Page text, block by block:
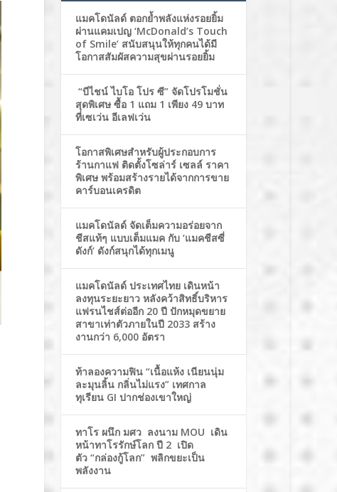
แมคโดนัลด์ ตอกย้ำพลังแห่งรอยยิ้ม
ผ่านแคมเปญ ‘McDonald’s Touch
of Smile’ สนับสนุนให้ทุกคนได้มี
โอกาสสัมผัสความสุขผ่านรอยยิ้ม
“บีไชน์ ไบโอ โปร ซี” จัดโปรโมชั่น
สุดพิเศษ ซื้อ 1 แถม 1 เพียง 49 บาท
ที่เซเว่น อีเลฟเว่น
โอกาสพิเศษสำหรับผู้ประกอบการ
ร้านกาแฟ ติดตั้งโซล่าร์ เซลล์ ราคา
พิเศษ พร้อมสร้างรายได้จากการขาย
คาร์บอนเครดิต
แมคโดนัลด์ จัดเต็มความอร่อยจาก
ชีสแท้ๆ แบบเต็มแมค กับ ‘แมคชีสซี่
ดังก์’ ดังก์สนุกได้ทุกเมนู
แมคโดนัลด์ ประเทศไทย เดินหน้า
ลงทุนระยะยาว หลังคว้าสิทธิ์บริหาร
แฟรนไชส์ต่ออีก 20 ปี ปักหมุดขยาย
สาขาเท่าตัวภายในปี 2033 สร้าง
งานกว่า 6,000 อัตรา
ท้าลองความฟิน “เนื้อแห้ง เนียนนุ่ม
ละมุนลิ้น กลิ่นไม่แรง” เทศกาล
ทุเรียน GI ปากช่องเขาใหญ่
ทาโร ผนึก มศว ลงนาม MOU เดิน
หน้าทาโรรักษ์โลก ปี 2 เปิด
ตัว “กล่องกู้โลก” พลิกขยะเป็น
พลังงาน